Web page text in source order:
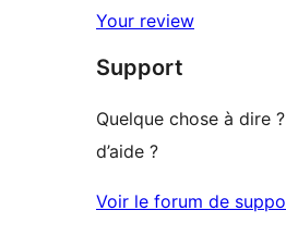
2
à
1
Your review
Support
Quelque chose à dire
d’aide ?
Voir le forum de